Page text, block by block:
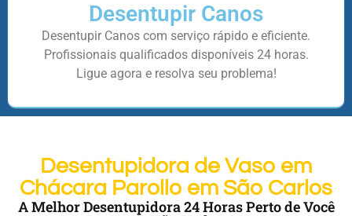
Desentupir Canos
Desentupir Canos com serviço rápido e eficiente.
Profissionais qualificados disponíveis 24 horas.
Ligue agora e resolva seu problema!
Desentupidora de Vaso em
Chácara Parollo em São Carlos
A Melhor Desentupidora 24 Horas Perto de Você